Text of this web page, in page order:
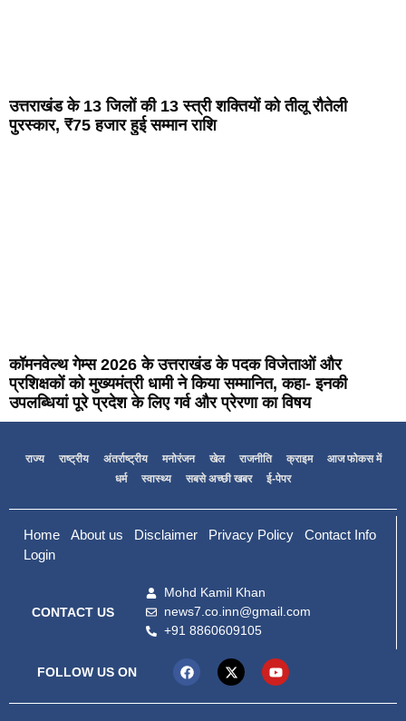
उत्तराखंड के 13 जिलों की 13 स्त्री शक्तियों को तीलू रौतेली
पुरस्कार, ₹75 हजार हुई सम्मान राशि
कॉमनवेल्थ गेम्स 2026 के उत्तराखंड के पदक विजेताओं और
प्रशिक्षकों को मुख्यमंत्री धामी ने किया सम्मानित, कहा- इनकी
उपलब्धियां पूरे प्रदेश के लिए गर्व और प्रेरणा का विषय
राज्य राष्ट्रीय अंतर्राष्ट्रीय मनोरंजन खेल राजनीति क्राइम
आज फोकस में
धर्म
स्वास्थ्य सबसे अच्छी खबर ई-पेपर
Home About us Disclaimer Privacy Policy
Contact Info
Login
CONTACT US
Mohd Kamil Khan
news7.co.inn@gmail.com
+91 8860609105
FOLLOW US ON